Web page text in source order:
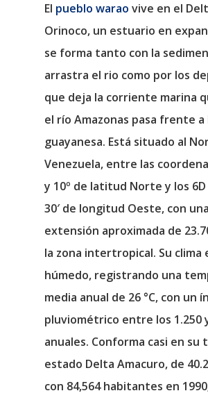
El pueblo warao vive en el
Orinoco, un estuario en
se forma tanto con la
arrastra el rio como por los
que deja la corriente marina
el río Amazonas pasa frente a
guayanesa. Está situado al
Venezuela, entre las
y 10º de latitud Norte y los 6D
30′ de longitud Oeste, con una
extensión aproximada de
la zona intertropical. Su clima
húmedo, registrando una
media anual de 26 °C, con un
pluviométrico entre los 1.250
anuales. Conforma casi en su
estado Delta Amacuro, de
con 84,564 habitantes en